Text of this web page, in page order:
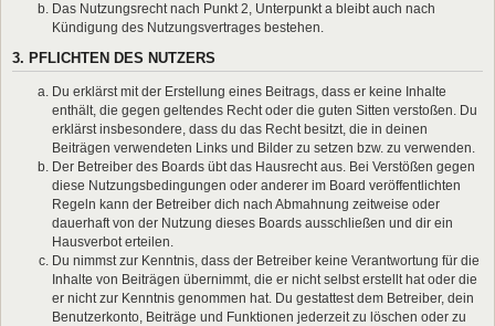
Das Nutzungsrecht nach Punkt 2, Unterpunkt a bleibt auch nach
Kündigung des Nutzungsvertrages bestehen.
3. PFLICHTEN DES NUTZERS
Du erklärst mit der Erstellung eines Beitrags, dass er keine Inhalte
enthält, die gegen geltendes Recht oder die guten Sitten verstoßen. Du
erklärst insbesondere, dass du das Recht besitzt, die in deinen
Beiträgen verwendeten Links und Bilder zu setzen bzw. zu verwenden.
Der Betreiber des Boards übt das Hausrecht aus. Bei Verstößen gegen
diese Nutzungsbedingungen oder anderer im Board veröffentlichten
Regeln kann der Betreiber dich nach Abmahnung zeitweise oder
dauerhaft von der Nutzung dieses Boards ausschließen und dir ein
Hausverbot erteilen.
Du nimmst zur Kenntnis, dass der Betreiber keine Verantwortung für die
Inhalte von Beiträgen übernimmt, die er nicht selbst erstellt hat oder die
er nicht zur Kenntnis genommen hat. Du gestattest dem Betreiber, dein
Benutzerkonto, Beiträge und Funktionen jederzeit zu löschen oder zu